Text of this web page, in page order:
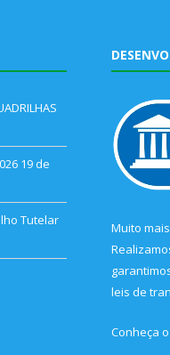
19 de
Tutelar
Muito
leis de
Conheça o